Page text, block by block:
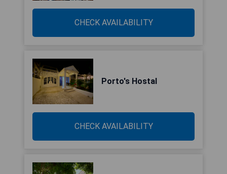
CHECK AVAILABILITY
Porto's Hostal
CHECK AVAILABILITY